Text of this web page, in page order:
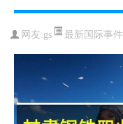
网友:gs 最新国际事件